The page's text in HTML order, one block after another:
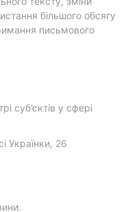
більшого обсягу
письмового
суб’єктів у сфері
Українки, 26